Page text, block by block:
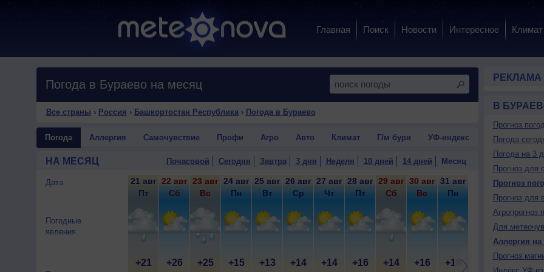
Главная Поиск Новости Интересное Климат
Погода в Бураево на месяц
Все страны › Россия › Башкортостан Республика› Погода в Бураево
Погода Аллергия Самочувствие Профи Агро Авто Климат Г/м бури УФ-индекс
НА МЕСЯЦ Почасовой Сегодня Завтра 3 дня Неделя 10 дней 14 дней Месяц
Дата
Погодные
явления
21 авг
Пт
+21
22 авг
Сб
+26
23 авг
Вс
+25
24 авг
Пн
+15
25 авг
Вт
+13
26 авг
Ср
+14
27 авг
Чт
+14
28 авг
Пт
+16
29 авг
Сб
+14
30 авг
Вс
+16
31 авг
Пн
+18
1 сен
2 сен
+23
3
РЕКЛАМА
В
Прогноз
Погода
Погода на 3
Прогноз для
Прогноз
Прогноз для
Агропрогноз
Для
Аллергия на
Прогноз